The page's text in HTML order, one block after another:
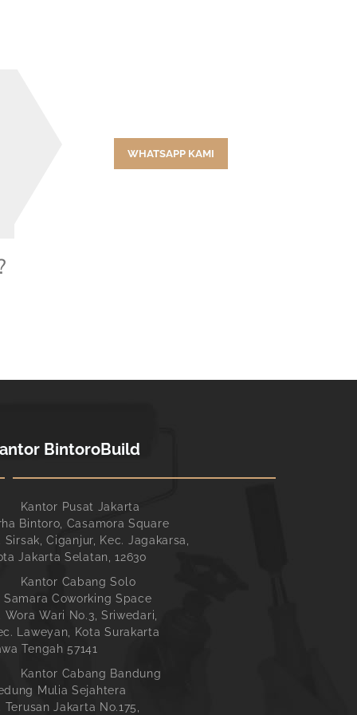
WHATSAPP KAMI
BintoroBuild
Kantor Pusat Jakarta
Bintoro, Casamora Square
Sirsak, Ciganjur, Kec. Jagakarsa,
Jakarta Selatan, 12630
Kantor Cabang Solo
Samara Coworking Space
Wora Wari No.3, Sriwedari,
Laweyan, Kota Surakarta
Tengah 57141
Kantor Cabang Bandung
Mulia Sejahtera
Terusan Jakarta No.175,